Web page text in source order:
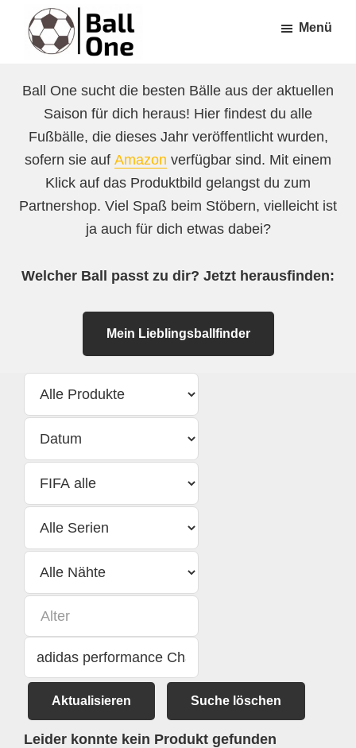
Inhalt
springen
Fußzeile
springen
One
Fußball!
Menü
Ball One sucht die besten Bälle aus der aktuellen
Saison für dich heraus! Hier findest du alle
Fußbälle, die dieses Jahr veröffentlicht wurden,
sofern sie auf Amazon verfügbar sind. Mit einem
Klick auf das Produktbild gelangst du zum
Partnershop. Viel Spaß beim Stöbern, vielleicht ist
ja auch für dich etwas dabei?
Welcher Ball passt zu dir? Jetzt herausfinden:
Mein Lieblingsballfinder
Aktualisieren Suche löschen
Leider konnte kein Produkt gefunden